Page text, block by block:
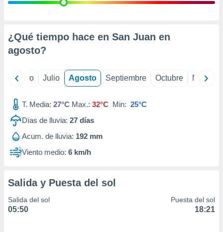
e
mediante
publicidad
de
1199
¿Qué tiempo hace en San Juan en
agosto?
Junio Julio Agosto Septiembre Octubre
T. Media: 27°C Max.: 32°C Min: 25°C
Días de lluvia: 27 días
Acum. de lluvia: 192 mm
Viento medio: 6 km/h
Salida y Puesta del sol
Salida del sol
05:50
Puesta del sol
18:21